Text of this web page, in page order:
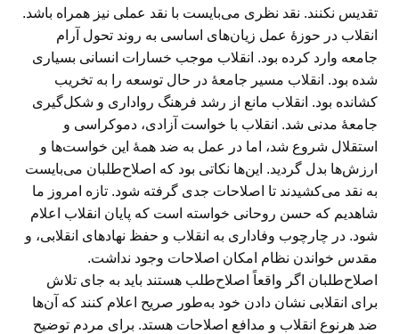
تقدیس نکنند. نقد نظری می‌بایست با نقد عملی نیز همراه باشد.
انقلاب در حوزهٔ عمل زیان‌های اساسی به روند تحول آرام
جامعه وارد کرده بود. انقلاب موجب خسارات انسانی بسیاری
شده بود. انقلاب مسیر جامعهٔ در حال توسعه را به تخریب
کشانده بود. انقلاب مانع از رشد فرهنگ رواداری و شکل‌گیری
جامعهٔ مدنی شد. انقلاب با خواست آزادی، دموکراسی و
استقلال شروع شد، اما در عمل به ضد همهٔ این خواست‌ها و
ارزش‌ها بدل گردید. این‌ها نکاتی بود که اصلاح‌طلبان می‌بایست
به نقد می‌کشیدند تا اصلاحات جدی گرفته شود. تازه امروز ما
شاهدیم که حسن روحانی خواسته است که پایان انقلاب اعلام
شود. در چارچوب وفاداری به انقلاب و حفظ نهادهای انقلابی، و
مقدس خواندن نظام امکان اصلاحات وجود نداشت.
اصلاح‌طلبان اگر واقعاً اصلاح‌طلب هستند باید به جای تلاش
برای انقلابی نشان دادن خود به‌طور صریح اعلام کنند که آن‌ها
ضد هرنوع انقلاب و مدافع اصلاحات هستد. برای مردم توضیح